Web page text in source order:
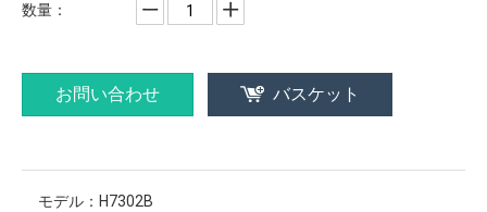
数量：
お問い合わせ バスケット
モデル： H7302B